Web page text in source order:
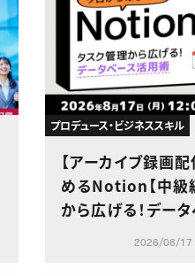
プロデュース・ビジネススキル
【アーカイブ録画
めるNotion【中級
から広げる！デー
2026/08/17